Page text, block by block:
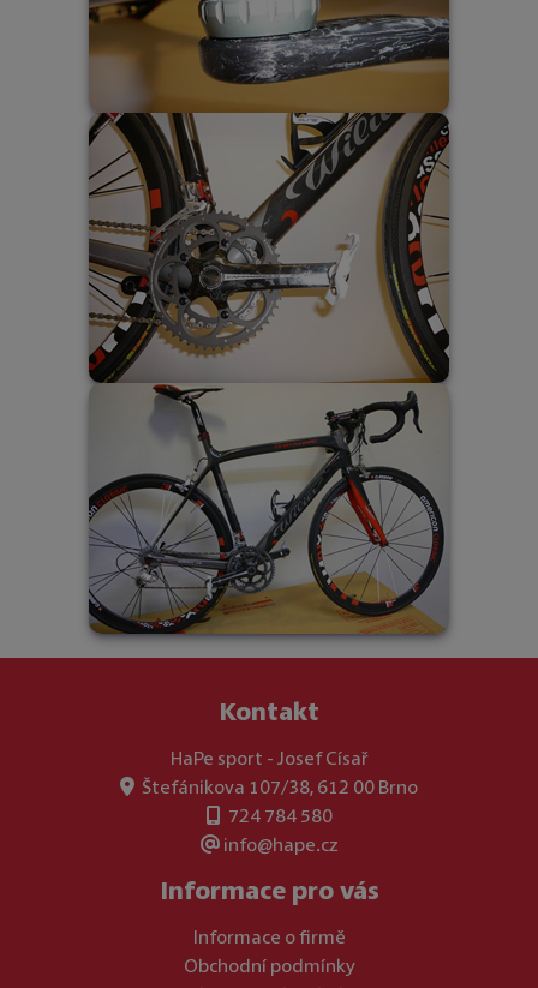
Kontakt
HaPe sport - Josef Císař
Štefánikova 107/38, 612 00 Brno
724 784 580
info@hape.cz
Informace pro vás
Informace o firmě
Obchodní podmínky